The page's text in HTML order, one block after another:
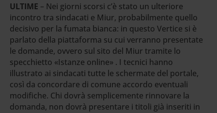
ULTIME – Nei giorni scorsi c’è stato un ulteriore
incontro tra sindacati e Miur, probabilmente quello
decisivo per la fumata bianca: in questo Vertice si è
parlato della piattaforma su cui verranno presentate
le domande, ovvero sul sito del Miur tramite lo
specchietto «Istanze online» . I tecnici hanno
illustrato ai sindacati tutte le schermate del portale,
così da concordare di comune accordo eventuali
modifiche. Chi dovrà semplicemente rinnovare la
domanda, non dovrà presentare i titoli già inseriti in